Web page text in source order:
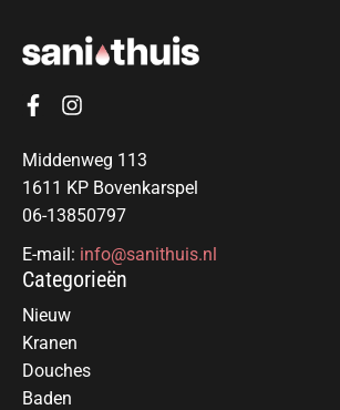
Middenweg 113
1611 KP Bovenkarspel
06-13850797
E-mail: info@sanithuis.nl
Categorieën
Nieuw
Kranen
Douches
Baden